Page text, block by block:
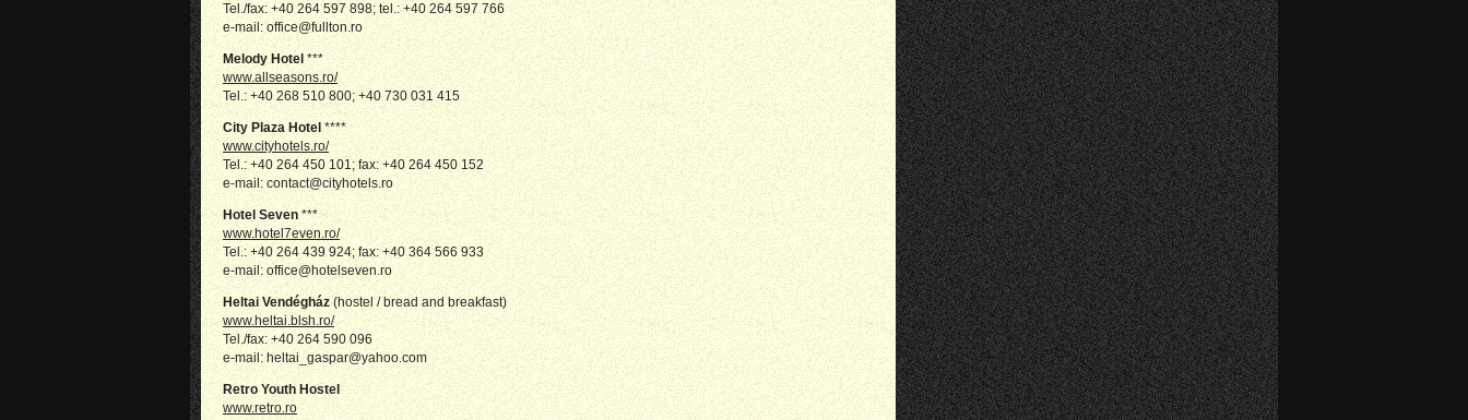
Tel./fax: +40 264 597 898; tel.: +40 264 597 766
e-mail: office@fullton.ro
Melody Hotel***
www.allseasons.ro/
Tel.: +40 268 510 800; +40 730 031 415
City Plaza Hotel ****
www.cityhotels.ro/
Tel.: +40 264 450 101; fax: +40 264 450 152
e-mail: contact@cityhotels.ro
Hotel Seven***
www.hotel7even.ro/
Tel.: +40 264 439 924; fax: +40 364 566 933
e-mail: office@hotelseven.ro
Heltai Vendégház(hostel / bread and breakfast)
www.heltai.blsh.ro/
Tel./fax: +40 264 590 096
e-mail: heltai_gaspar@yahoo.com
Retro Youth Hostel
www.retro.ro